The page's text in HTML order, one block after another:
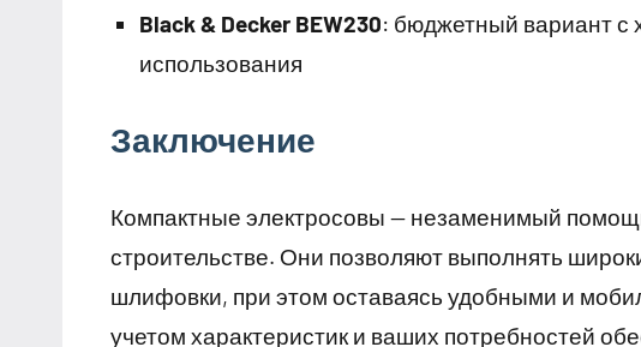
Black & Decker BEW230: бюджетный вариант с
использования
Заключение
Компактные электросовы — незаменимый
строительстве. Они позволяют выполнять
шлифовки, при этом оставаясь удобными и
учетом характеристик и ваших потребностей